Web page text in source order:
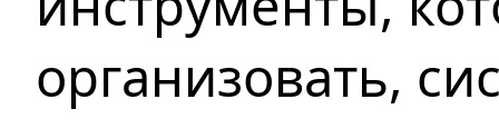
организовать,